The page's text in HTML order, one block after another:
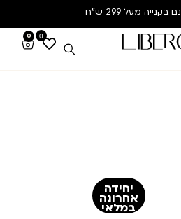
בקנייה מעל 299 ש”ח
0
0
יחידה
אחרונה
במלאי